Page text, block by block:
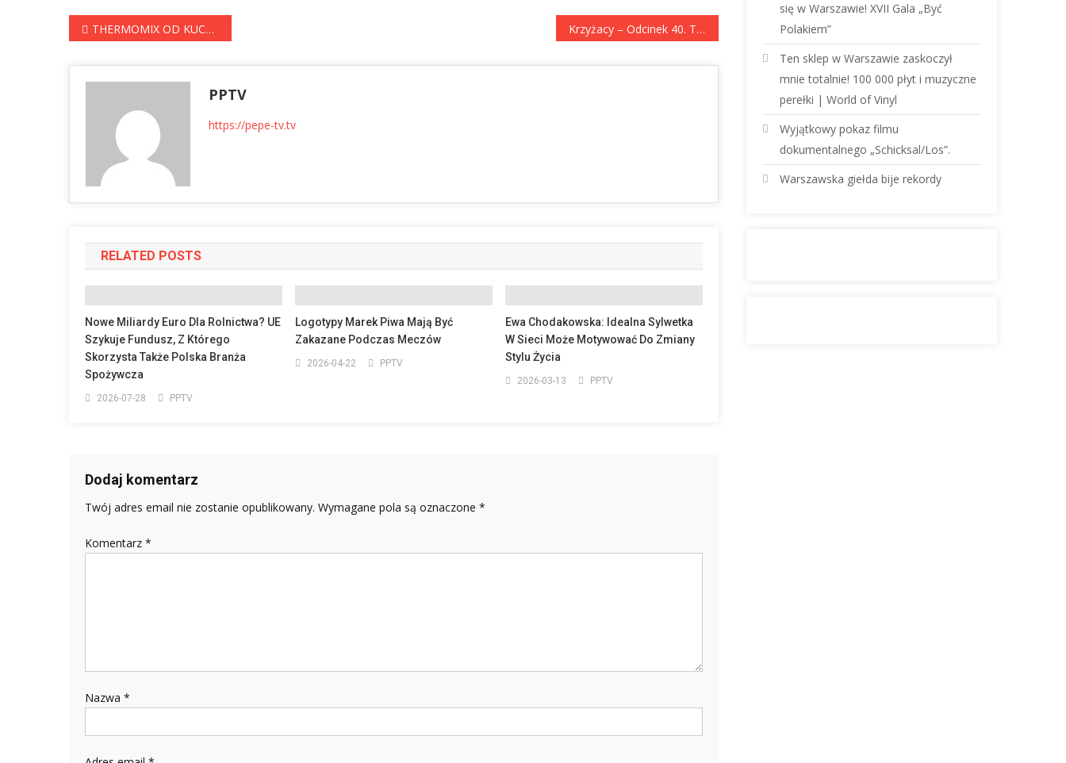
Nawigacja
THERMOMIX OD KUCHNI! 🍲 Szokujące Fakty, O Których Nie Miałeś Pojęcia! . PP-TV Select Krzyżacy – Odcinek 40. Tom II, rozdział XXXX. Henryk Sienkiewicz. Codziennie z Klasyką PPTV
PPTV
https://pepe-tv.tv
RELATED POSTS
Nowe Miliardy Euro Dla Rolnictwa? UE
Szykuje Fundusz, Z Którego
Skorzysta Także Polska Branża
Spożywcza
2026-07-28 PPTV
Logotypy Marek Piwa Mają Być
Zakazane Podczas Meczów
2026-04-22 PPTV
Ewa Chodakowska: Idealna Sylwetka
W Sieci Może Motywować Do Zmiany
Stylu Życia
2026-03-13 PPTV
Dodaj komentarz
Twój adres email nie zostanie opublikowany. Wymagane pola są oznaczone *
Komentarz *
Nazwa *
się w Warszawie! XVII Gala „Być
Polakiem”
Ten sklep w Warszawie zaskoczył
mnie totalnie! 100 000 płyt i muzyczne
perełki | World of Vinyl
Wyjątkowy pokaz filmu
dokumentalnego „Schicksal/Los”.
Warszawska giełda bije rekordy